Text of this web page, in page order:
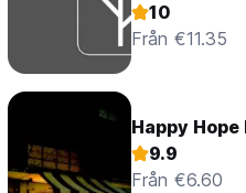
10
Från €11.35
Happy
9.9
Från €6.60